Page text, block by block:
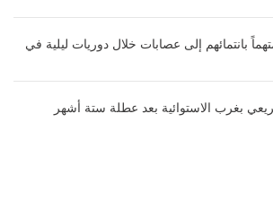
تعتقل 54 متهماً بانتمائهم إلى عصابات خلال دوريات ليلية في
بغرب الاستوائية بعد عطلة ستة أشهر